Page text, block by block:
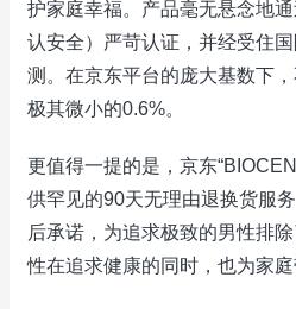
护家庭幸福。产品毫无悬念地
认安全）严苛认证，并经受住
测。在京东平台的庞大基数下
极其微小的0.6%。
更值得一提的是，京东
供罕见的90天无理由退换货服
后承诺，为追求极致的男性排
性在追求健康的同时，也为家庭